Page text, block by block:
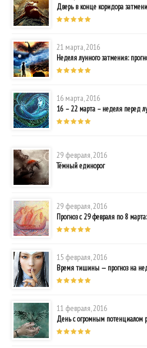
Дверь в конце коридора
21 марта, 2016
Неделя лунного затмения:
16 марта, 2016
16 – 22 марта – неделя перед
29 февраля, 2016
Тёмный единорог
29 февраля, 2016
Прогноз с 29 февраля по 8
15 февраля, 2016
Время тишины — прогноз на
11 февраля, 2016
День с огромным потенциалом